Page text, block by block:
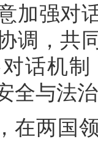
加强对
调，共
话机
全与法
在两国